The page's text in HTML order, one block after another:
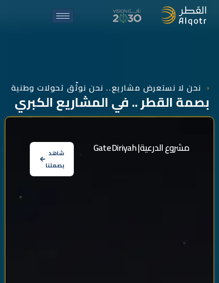
نحن لا نستعرض مشاريع.. نحن نوثّق تحولات وطنية
بصمةالقطر..فيالمشاريعالكبري
مشروعالدرعية|Diriyah
Gate
شاهد
بصمتنا